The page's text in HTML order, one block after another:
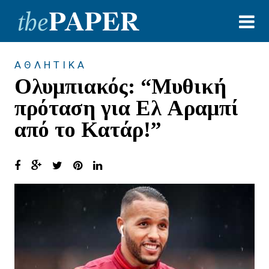
ΑΘΛΗΤΙΚΑ
Ολυμπιακός: “Μυθική
πρόταση για Ελ Αραμπί
από το Κατάρ!”